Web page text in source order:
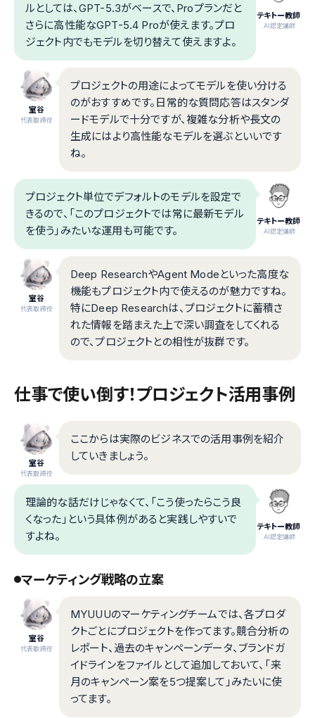
テキトー教師
.AI認定講師
ルとしては、GPT-5.3がベースで、Proプランだと
さらに高性能なGPT-5.4 Proが使えます。プロ
ジェクト内でもモデルを切り替えて使えますよ。
室谷
代表取締役
プロジェクトの用途によってモデルを使い分ける
のがおすすめです。日常的な質問応答はスタンダ
ードモデルで十分ですが、複雑な分析や長文の
生成にはより高性能なモデルを選ぶといいです
ね。
テキトー教師
.AI認定講師
プロジェクト単位でデフォルトのモデルを設定で
きるので、「このプロジェクトでは常に最新モデル
を使う」みたいな運用も可能です。
室谷
代表取締役
Deep ResearchやAgent Modeといった高度な
機能もプロジェクト内で使えるのが魅力ですね。
特にDeep Researchは、プロジェクトに蓄積さ
れた情報を踏まえた上で深い調査をしてくれる
ので、プロジェクトとの相性が抜群です。
仕事で使い倒す！プロジェクト活用事例
室谷
代表取締役
ここからは実際のビジネスでの活用事例を紹介
していきましょう。
テキトー教師
.AI認定講師
理論的な話だけじゃなくて、「こう使ったらこう良
くなった」という具体例があると実践しやすいで
すよね。
マーケティング戦略の立案
室谷
代表取締役
MYUUUのマーケティングチームでは、各プロダ
クトごとにプロジェクトを作ってます。競合分析の
レポート、過去のキャンペーンデータ、ブランドガ
イドラインをファイルとして追加しておいて、「来
月のキャンペーン案を5つ提案して」みたいに使
ってます。